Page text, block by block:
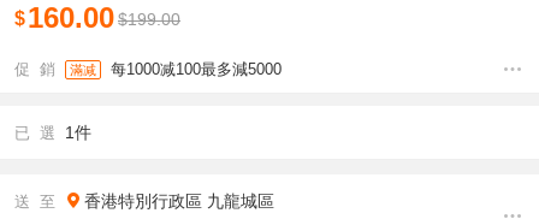
$160.00$199.00
促 銷 滿减 每1000减100最多減5000
已 選 1件
送 至 香港特別行政區 九龍城區